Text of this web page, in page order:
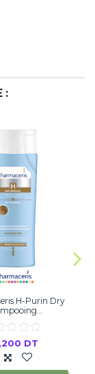
:
H-Purin Dry
DT